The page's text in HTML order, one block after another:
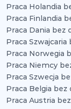
Praca Holandia
Praca Finlandia
Praca Dania bez
Praca
Praca Norwegia
Praca Niemcy
Praca Szwecja
Praca Belgia bez
Praca Austria